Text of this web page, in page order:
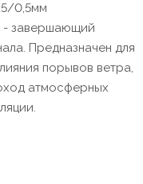
0,5мм
- завершающий
Предназначен для
порывов ветра,
атмосферных